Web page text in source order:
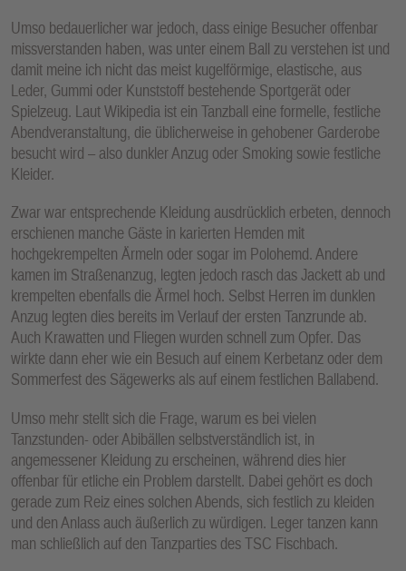
Umso bedauerlicher war jedoch, dass einige Besucher offenbar
missverstanden haben, was unter einem Ball zu verstehen ist und
damit meine ich nicht das meist kugelförmige, elastische, aus
Leder, Gummi oder Kunststoff bestehende Sportgerät oder
Spielzeug. Laut Wikipedia ist ein Tanzball eine formelle, festliche
Abendveranstaltung, die üblicherweise in gehobener Garderobe
besucht wird – also dunkler Anzug oder Smoking sowie festliche
Kleider.
Zwar war entsprechende Kleidung ausdrücklich erbeten, dennoch
erschienen manche Gäste in karierten Hemden mit
hochgekrempelten Ärmeln oder sogar im Polohemd. Andere
kamen im Straßenanzug, legten jedoch rasch das Jackett ab und
krempelten ebenfalls die Ärmel hoch. Selbst Herren im dunklen
Anzug legten dies bereits im Verlauf der ersten Tanzrunde ab.
Auch Krawatten und Fliegen wurden schnell zum Opfer. Das
wirkte dann eher wie ein Besuch auf einem Kerbetanz oder dem
Sommerfest des Sägewerks als auf einem festlichen Ballabend.
Umso mehr stellt sich die Frage, warum es bei vielen
Tanzstunden- oder Abibällen selbstverständlich ist, in
angemessener Kleidung zu erscheinen, während dies hier
offenbar für etliche ein Problem darstellt. Dabei gehört es doch
gerade zum Reiz eines solchen Abends, sich festlich zu kleiden
und den Anlass auch äußerlich zu würdigen. Leger tanzen kann
man schließlich auf den Tanzparties des TSC Fischbach.